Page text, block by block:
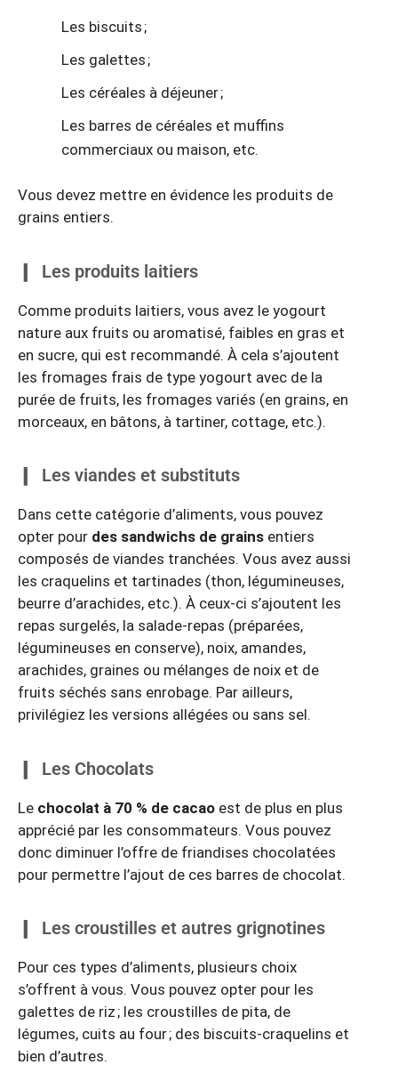
Les biscuits ;
Les galettes ;
Les céréales à déjeuner ;
Les barres de céréales et muffins
commerciaux ou maison, etc.
Vous devez mettre en évidence les produits de
grains entiers.
Les produits laitiers
Comme produits laitiers, vous avez le yogourt
nature aux fruits ou aromatisé, faibles en gras et
en sucre, qui est recommandé. À cela s’ajoutent
les fromages frais de type yogourt avec de la
purée de fruits, les fromages variés (en grains, en
morceaux, en bâtons, à tartiner, cottage, etc.).
Les viandes et substituts
Dans cette catégorie d’aliments, vous pouvez
opter pour des sandwichs de grains entiers
composés de viandes tranchées. Vous avez aussi
les craquelins et tartinades (thon, légumineuses,
beurre d’arachides, etc.). À ceux-ci s’ajoutent les
repas surgelés, la salade-repas (préparées,
légumineuses en conserve), noix, amandes,
arachides, graines ou mélanges de noix et de
fruits séchés sans enrobage. Par ailleurs,
privilégiez les versions allégées ou sans sel.
Les Chocolats
Le chocolat à 70 % de cacao est de plus en plus
apprécié par les consommateurs. Vous pouvez
donc diminuer l’offre de friandises chocolatées
pour permettre l’ajout de ces barres de chocolat.
Les croustilles et autres grignotines
Pour ces types d’aliments, plusieurs choix
s’offrent à vous. Vous pouvez opter pour les
galettes de riz ; les croustilles de pita, de
légumes, cuits au four ; des biscuits-craquelins et
bien d’autres.